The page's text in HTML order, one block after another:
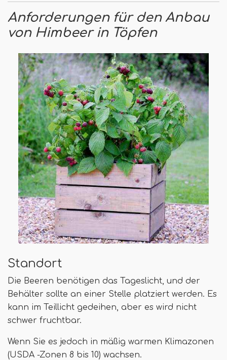
Anforderungen für den Anbau
von Himbeer in Töpfen
Standort
Die Beeren benötigen das Tageslicht, und der
Behälter sollte an einer Stelle platziert werden. Es
kann im Teillicht gedeihen, aber es wird nicht
schwer fruchtbar.
Wenn Sie es jedoch in mäßig warmen Klimazonen
(USDA -Zonen 8 bis 10) wachsen.